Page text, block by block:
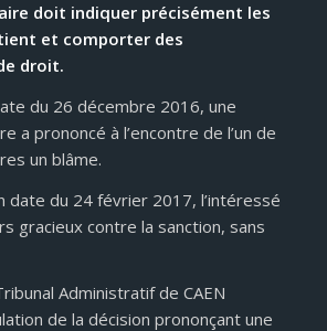
doit indiquer précisément les
et comporter des
droit.
du 26 décembre 2016, une
a prononcé à l’encontre de l’un de
un blâme.
date du 24 février 2017, l’intéressé
gracieux contre la sanction, sans
Administratif de CAEN
de la décision prononçant une